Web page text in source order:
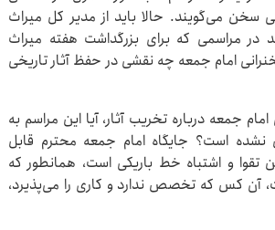
سخن می‌گویند. حالا باید از مدیر کل میراث
در مراسمی که برای بزرگداشت هفته میراث
امام جمعه چه نقشی در حفظ آثار تاریخی
جمعه درباره تخریب آثار، آیا این مراسم به
است؟ جایگاه امام جمعه محترم قابل
تقوا و اشتباه خط باریکی است، همانطور که
آن کس که تخصص ندارد و کاری را می‌پذیرد،